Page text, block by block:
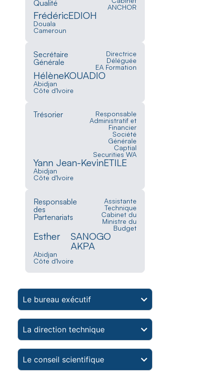
Qualité
ANCHOR
FrédéricEDIOH
Douala
Cameroun
Secrétaire
Générale
Directrice
Déléguée
EA Formation
HélèneKOUADIO
Abidjan
Côte d'Ivoire
Trésorier
Responsable
Administratif et
Financier
Société
Générale
Captial
Securities WA
Yann Jean-KevinETILE
Abidjan
Côte d'Ivoire
Responsable
des
Partenariats
Assistante
Technique
Cabinet du
Ministre du
Budget
Esther
SANOGO
AKPA
Abidjan
Côte d'Ivoire
Le bureau exécutif
La direction technique
Le conseil scientifique